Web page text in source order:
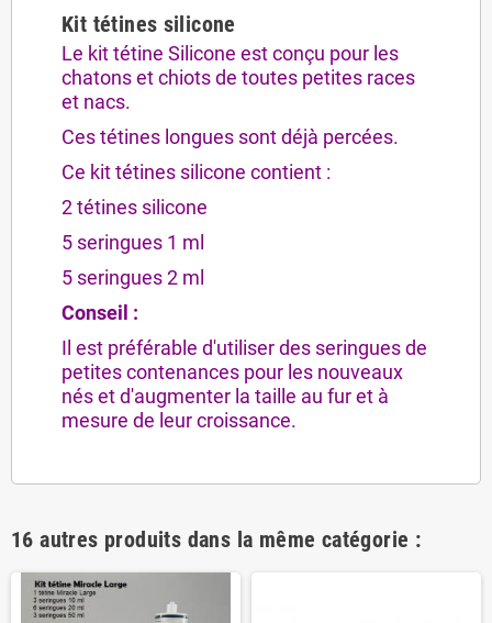
Kit tétines silicone
Le kit tétine Silicone est conçu pour les
chatons et chiots de toutes petites races
et nacs.
Ces tétines longues sont déjà percées.
Ce kit tétines silicone contient :
2 tétines silicone
5 seringues 1 ml
5 seringues 2 ml
Conseil :
Il est préférable d'utiliser des seringues de
petites contenances pour les nouveaux
nés et d'augmenter la taille au fur et à
mesure de leur croissance.
16 autres produits dans la même catégorie :